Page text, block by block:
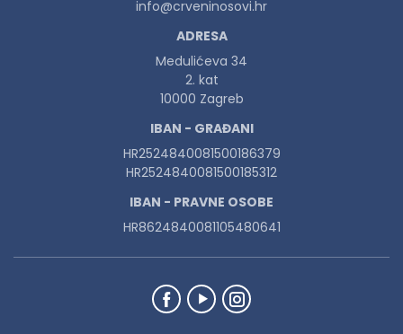
info@crveninosovi.hr
ADRESA
Medulićeva 34
2. kat
10000 Zagreb
IBAN - GRAĐANI
HR2524840081500186379
HR2524840081500185312
IBAN - PRAVNE OSOBE
HR8624840081105480641